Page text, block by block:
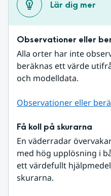
Lär dig mer
Observationer eller
Alla orter har inte
beräknas ett värde
och modelldata.
Observationer eller
Få koll på skurarna
En väderradar
med hög upplösning i
ett värdefullt
skurarna.